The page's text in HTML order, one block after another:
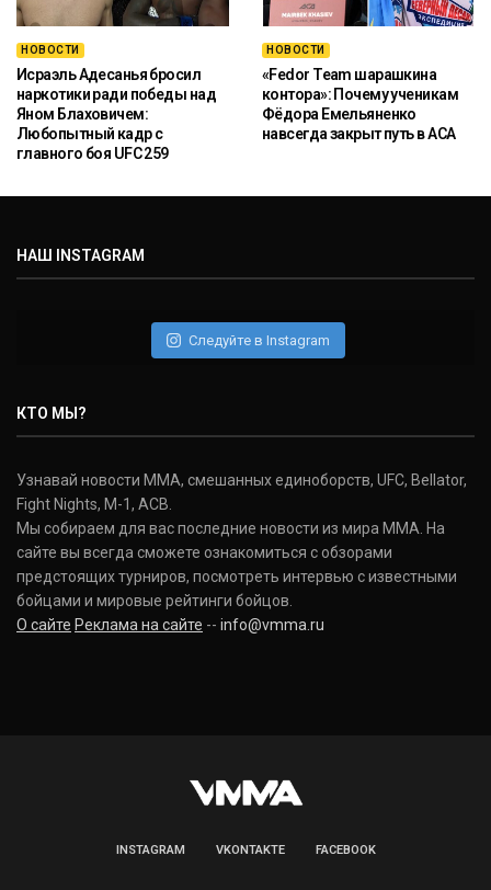
НОВОСТИ
Исраэль Адесанья бросил
наркотики ради победы над
Яном Блаховичем:
Любопытный кадр с
главного боя UFC 259
НОВОСТИ
«Fedor Team шарашкина
контора»: Почему ученикам
Фёдора Емельяненко
навсегда закрыт путь в ACA
НАШ INSTAGRAM
Следуйте в Instagram
КТО МЫ?
Узнавай новости ММА, смешанных единоборств, UFC, Bellator,
Fight Nights, M-1, ACB.
Мы собираем для вас последние новости из мира ММА. На
сайте вы всегда сможете ознакомиться с обзорами
предстоящих турниров, посмотреть интервью с известными
бойцами и мировые рейтинги бойцов.
О сайте Реклама на сайте -- info@vmma.ru
INSTAGRAM VKONTAKTE FACEBOOK